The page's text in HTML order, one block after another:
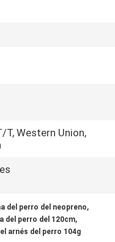
T, Western Union,
del perro del neopreno,
del perro del 120cm,
arnés del perro 104g